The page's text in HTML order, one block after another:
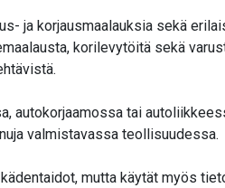
ja korjausmaalauksia sekä
korilevytöitä sekä
autokorjaamossa tai
valmistavassa teollisuudessa.
mutta käytät myös